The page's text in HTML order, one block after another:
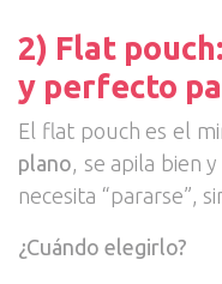
2) Flat
y perfecto
El flat pouch es el
plano, se apila bien
necesita “pararse”,
¿Cuándo elegirlo?